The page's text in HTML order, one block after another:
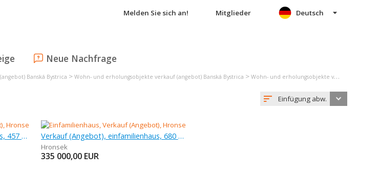
Melden Sie sich an! Mitglieder
Neue Nachfrage
Deutsch
Banská Bystrica > Wohn- und erholungsobjekte verkauf (angebot) Banská Bystrica > Wohn- und erholungsobjekte verkauf (angebot) Hronsek
Einfügung abw.
Verkauf (Angebot), einfamilienhaus, 457 m Verkauf (Angebot), einfamilienhaus, 680 m
Hronsek
335 000,00 EUR